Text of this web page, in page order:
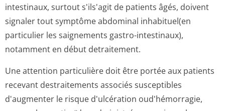
intestinaux, surtout s'ils'agit de patients âgés, doivent
signaler tout symptôme abdominal inhabituel(en
particulier les saignements gastro-intestinaux),
notamment en début detraitement.
Une attention particulière doit être portée aux patients
recevant destraitements associés susceptibles
d'augmenter le risque d'ulcération oud'hémorragie,